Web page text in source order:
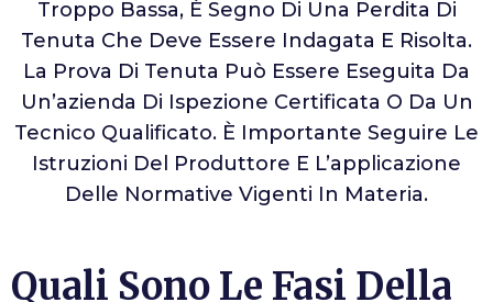
Troppo Bassa, È Segno Di Una Perdita Di
Tenuta Che Deve Essere Indagata E Risolta.
La Prova Di Tenuta Può Essere Eseguita Da
Un’azienda Di Ispezione Certificata O Da Un
Tecnico Qualificato. È Importante Seguire Le
Istruzioni Del Produttore E L’applicazione
Delle Normative Vigenti In Materia.
Quali Sono Le Fasi Della